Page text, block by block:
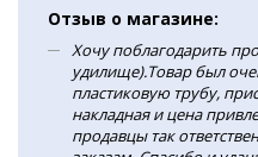
Отзыв о магазине:
Хочу поблагодарить
удилище).Товар был
пластиковую трубу,
накладная и цена
продавцы так